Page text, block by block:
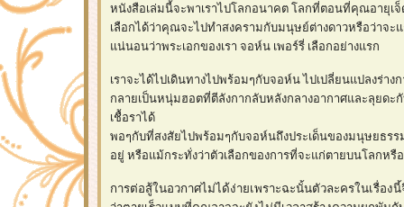
หนังสือเล่มนี้จะพาเราไปโลกอนาคต โลกที่ตอนที่คุณอายุเ
เลือกได้ว่าคุณจะไปทำสงครามกับมนุษย์ต่างดาวหรือว่าจ
น่นอนว่าพระเอกของเรา จอห์น เพอร์รี่ เลือกอย่างแรก
เราจะได้ไปเดินทางไปพร้อมๆกับจอห์น ไปเปลี่ยนแปลงร่าง
กลายเป็นหนุ่มฮอตที่ตีลังกากลับหลังกลางอากาศและลุยดะ
เชื้อราได้
พอๆกับที่สงสัยไปพร้อมๆกับจอห์นถึงประเด็นของมนุษยธรร
อยู่ หรือแม้กระทั่งว่าตัวเลือกของการที่จะแก่ตายบนโลกหรื
การต่อสู้ในอวกาศไม่ได้ง่ายเพราะฉะนั้นตัวละครในเรื่องนี้